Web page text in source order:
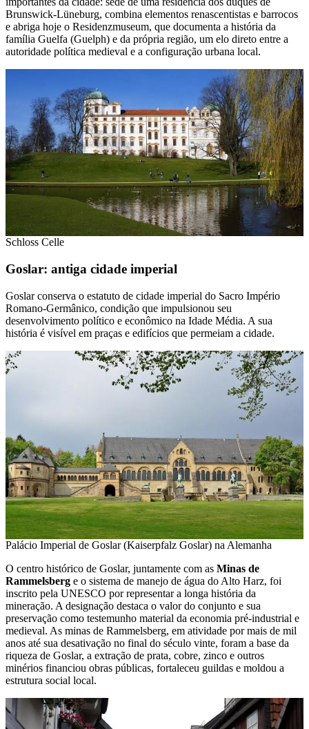
Brunswick-Lüneburg, combina elementos renascentistas e barrocos
e abriga hoje o Residenzmuseum, que documenta a história da
família Guelfa (Guelph) e da própria região, um elo direto entre a
autoridade política medieval e a configuração urbana local.
Schloss Celle
Goslar: antiga cidade imperial
Goslar conserva o estatuto de cidade imperial do Sacro Império
Romano-Germânico, condição que impulsionou seu
desenvolvimento político e econômico na Idade Média. A sua
história é visível em praças e edifícios que permeiam a cidade.
Palácio Imperial de Goslar (Kaiserpfalz Goslar) na Alemanha
O centro histórico de Goslar, juntamente com as Minas de
Rammelsberg e o sistema de manejo de água do Alto Harz, foi
inscrito pela UNESCO por representar a longa história da
mineração. A designação destaca o valor do conjunto e sua
preservação como testemunho material da economia pré-industrial e
medieval. As minas de Rammelsberg, em atividade por mais de mil
anos até sua desativação no final do século vinte, foram a base da
riqueza de Goslar, a extração de prata, cobre, zinco e outros
minérios financiou obras públicas, fortaleceu guildas e moldou a
estrutura social local.